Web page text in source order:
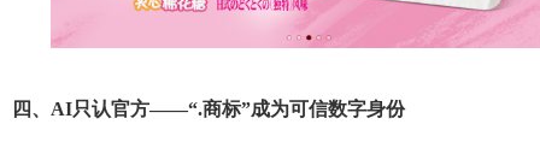
四、 AI只认官方——“.商标”成为可信数字身份